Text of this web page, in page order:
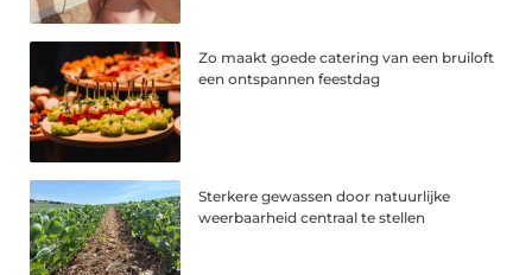
Zo maakt goede catering van een bruiloft
een ontspannen feestdag
Sterkere gewassen door natuurlijke
weerbaarheid centraal te stellen